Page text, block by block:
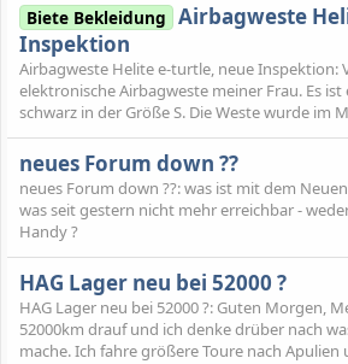
Biete Bekleidung Airbagweste
Inspektion
Airbagweste Helite e-turtle, neue Inspektion:
elektronische Airbagweste meiner Frau. Es ist
schwarz in der Größe S. Die Weste wurde im
neues Forum down ??
neues Forum down ??: was ist mit dem
was seit gestern nicht mehr erreichbar -
Handy ?
HAG Lager neu bei 52000 ?
HAG Lager neu bei 52000 ?: Guten Morgen,
52000km drauf und ich denke drüber nach
mache. Ich fahre größere Toure nach Apulien